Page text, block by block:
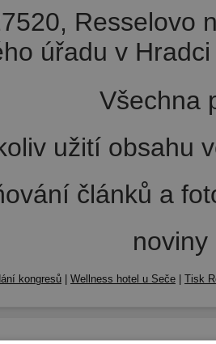
Resselovo
úřadu v
Všechna
užití obsahu
článků a
kongresů Wellness hotel u Seče Tisk